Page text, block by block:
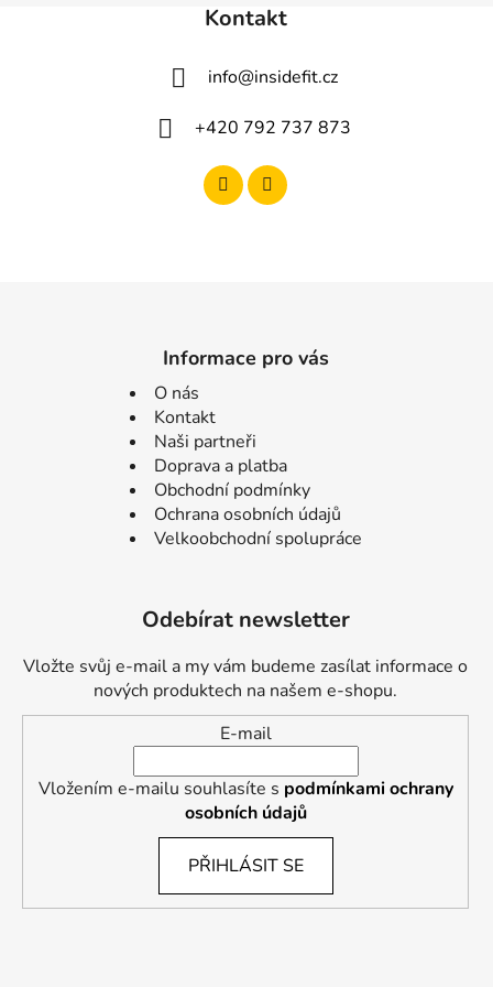
Kontakt
info@insidefit.cz
+420 792 737 873
Informace pro vás
O nás
Kontakt
Naši partneři
Doprava a platba
Obchodní podmínky
Ochrana osobních údajů
Velkoobchodní spolupráce
Odebírat newsletter
Vložte svůj e-mail a my vám budeme zasílat informace o
nových produktech na našem e-shopu.
E-mail
Vložením e-mailu souhlasíte s podmínkami ochrany
osobních údajů
PŘIHLÁSIT SE